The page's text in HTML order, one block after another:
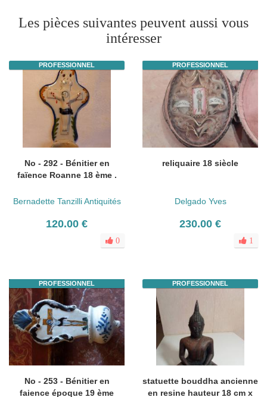
Les pièces suivantes peuvent aussi vous
intéresser
PROFESSIONNEL
No - 292 - Bénitier en
faïence Roanne 18 ème .
Bernadette Tanzilli Antiquités
120.00 €
0
PROFESSIONNEL
reliquaire 18 siècle
Delgado Yves
230.00 €
1
PROFESSIONNEL
No - 253 - Bénitier en
faience époque 19 ème
PROFESSIONNEL
statuette bouddha ancienne
en resine hauteur 18 cm x